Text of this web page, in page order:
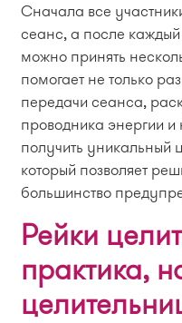
Сначала все
сеанс, а после
можно принять
помогает не только
передачи сеанса,
проводника энергии и
получить уникальный
который позволяет
большинство
Рейки
практика,